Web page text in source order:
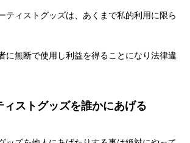
ティストグッズは、あくまで私的利用に限ら
に無断で使用し利益を得ることになり法律違
ィストグッズを誰かにあげる